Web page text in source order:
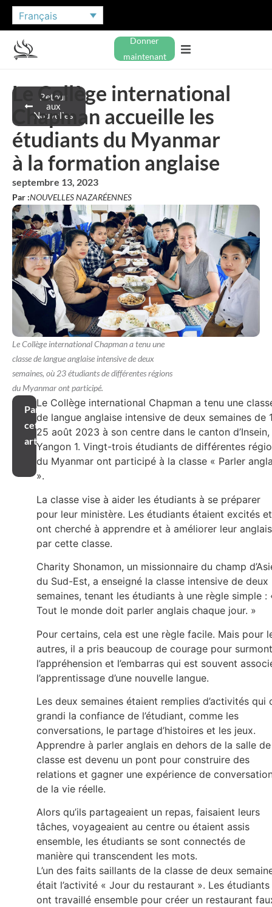
Français
Donner
maintenant
Retour
aux
Nouvelles
Le Collège international
Chapman accueille les
étudiants du Myanmar
à la formation anglaise
septembre 13, 2023
Par :NOUVELLES NAZARÉENNES
Le Collège international Chapman a tenu une
classe de langue anglaise intensive de deux
semaines, où 23 étudiants de différentes régions
du Myanmar ont participé.
Partager
cet
article
Le Collège international Chapman a tenu une
de langue anglaise intensive de deux semaines de
25 août 2023 à son centre dans le canton d’Insein,
Yangon 1. Vingt-trois étudiants de différentes
du Myanmar ont participé à la classe « Parler
».
La classe vise à aider les étudiants à se préparer
pour leur ministère. Les étudiants étaient excités et
ont cherché à apprendre et à améliorer leur anglais
par cette classe.
Charity Shonamon, un missionnaire du champ
du Sud-Est, a enseigné la classe intensive de deux
semaines, tenant les étudiants à une règle simple :
Tout le monde doit parler anglais chaque jour. »
Pour certains, cela est une règle facile. Mais pour
autres, il a pris beaucoup de courage pour
l’appréhension et l’embarras qui est souvent
l’apprentissage d’une nouvelle langue.
Les deux semaines étaient remplies d’activités qui
grandi la confiance de l’étudiant, comme les
conversations, le partage d’histoires et les jeux.
Apprendre à parler anglais en dehors de la salle de
classe est devenu un pont pour construire des
relations et gagner une expérience de
de la vie réelle.
Alors qu’ils partageaient un repas, faisaient leurs
tâches, voyageaient au centre ou étaient assis
ensemble, les étudiants se sont connectés de
manière qui transcendent les mots.
L’un des faits saillants de la classe de deux
était l’activité « Jour du restaurant ». Les étudiants
ont travaillé ensemble pour créer un restaurant